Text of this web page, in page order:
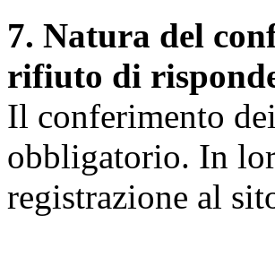
7. Natura del
rifiuto di
Il conferimento
obbligatorio. In
registrazione al